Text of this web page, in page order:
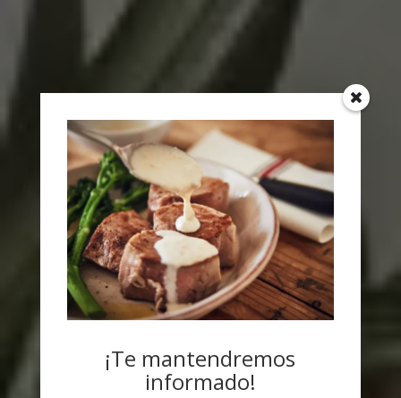
¡Te mantendremos
informado!